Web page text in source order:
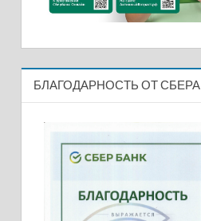
БЛАГОДАРНОСТЬ ОТ СБЕРА